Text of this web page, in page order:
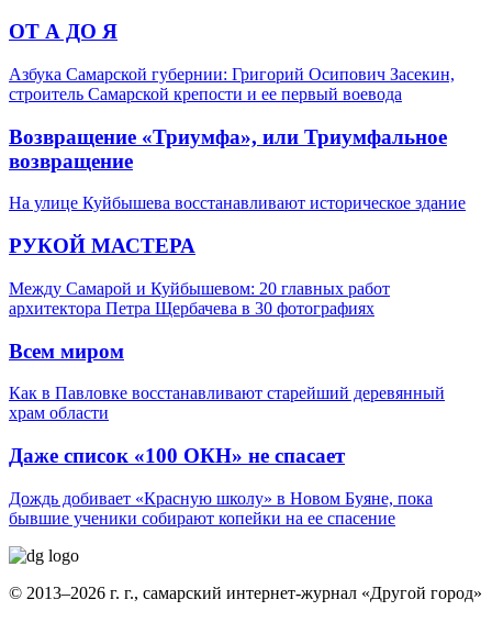
ОТ А ДО Я
Азбука Самарской губернии: Григорий Осипович Засекин,
строитель Самарской крепости и ее первый воевода
Возвращение «Триумфа», или Триумфальное
возвращение
На улице Куйбышева восстанавливают историческое здание
РУКОЙ МАСТЕРА
Между Самарой и Куйбышевом: 20 главных работ
архитектора Петра Щербачева в 30 фотографиях
Всем миром
Как в Павловке восстанавливают старейший деревянный
храм области
Даже список «100 ОКН» не спасает
Дождь добивает «Красную школу» в Новом Буяне, пока
бывшие ученики собирают копейки на ее спасение
© 2013–2026 г. г., самарский интернет-журнал «Другой город»